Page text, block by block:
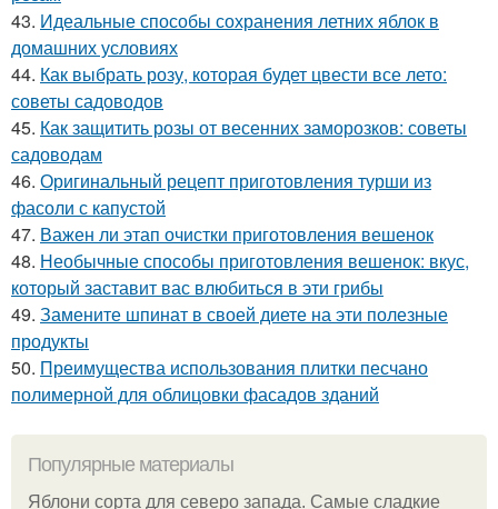
43. Идеальные способы сохранения летних яблок в
домашних условиях
44. Как выбрать розу, которая будет цвести все лето:
советы садоводов
45. Как защитить розы от весенних заморозков: советы
садоводам
46. Оригинальный рецепт приготовления турши из
фасоли с капустой
47. Важен ли этап очистки приготовления вешенок
48. Необычные способы приготовления вешенок: вкус,
который заставит вас влюбиться в эти грибы
49. Замените шпинат в своей диете на эти полезные
продукты
50. Преимущества использования плитки песчано
полимерной для облицовки фасадов зданий
Популярные материалы
Яблони сорта для северо запада. Самые сладкие